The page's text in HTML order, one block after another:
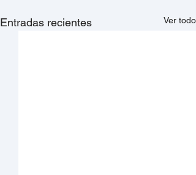
Entradas recientes Ver todo